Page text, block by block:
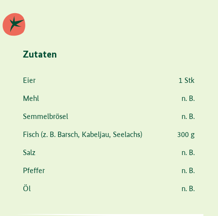
Zutaten
Zutat
Eier 1 Stk
Mehl n. B.
Semmelbrösel n. B.
Fisch (z. B. Barsch, Kabeljau, Seelachs) 300 g
Salz n. B.
Pfeffer n. B.
Öl n. B.